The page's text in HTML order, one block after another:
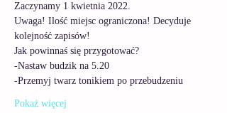
Zaczynamy 1 kwietnia 2022.
Uwaga! Ilość miejsc ograniczona! Decyduje
kolejność zapisów!
Jak powinnaś się przygotować?
-Nastaw budzik na 5.20
-Przemyj twarz tonikiem po przebudzeniu
Pokaż więcej